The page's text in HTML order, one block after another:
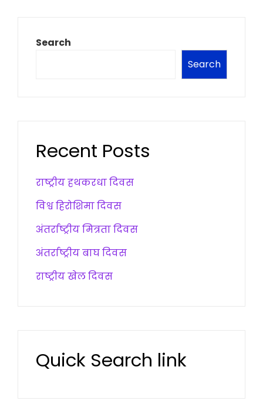
Search
Search
Recent Posts
राष्ट्रीय हथकरधा दिवस
विश्व हिरोशिमा दिवस
अंतर्राष्ट्रीय मित्रता दिवस
अंतर्राष्ट्रीय बाघ दिवस
राष्ट्रीय खेल दिवस
Quick Search link